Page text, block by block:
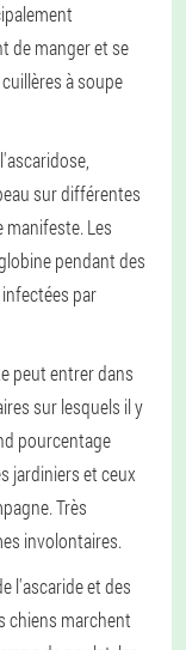
de manger et se
à soupe
sur différentes
manifeste. Les
pendant des
par
peut entrer dans
sur lesquels il y
pourcentage
jardiniers et ceux
Très
involontaires.
l'ascaride et des
chiens marchent